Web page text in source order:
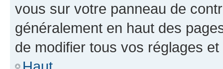
vous sur votre panneau de
généralement en haut des
de modifier tous vos réglages